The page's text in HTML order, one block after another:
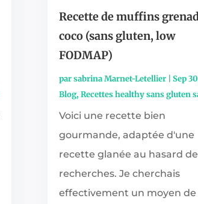
Recette de muffins
coco (sans gluten, low
FODMAP)
parsabrina Marnet-Letellier| Sep
Blog, Recettes healthy sans gluten
Voici une recette bien
gourmande, adaptée d'une
recette glanée au hasard
recherches. Je cherchais
effectivement un moyen de